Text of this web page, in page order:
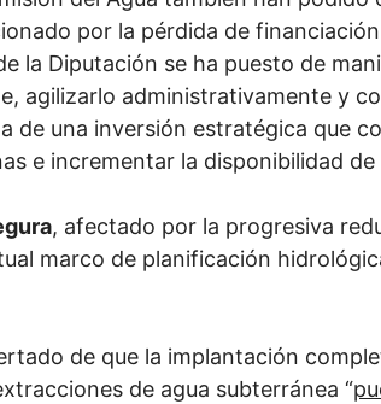
por la pérdida de
la Diputación se ha puesto de
agilizarlo administrativamente y
de una inversión estratégica que
e incrementar la disponibilidad
, afectado por la progresiva
marco de planificación
de que la implantación
de agua subterránea “